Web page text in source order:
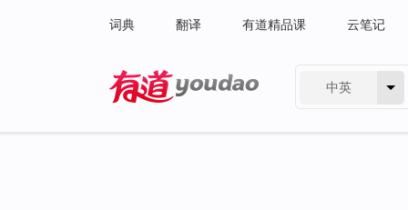
词典 翻译 有道精品课 云笔记
中英